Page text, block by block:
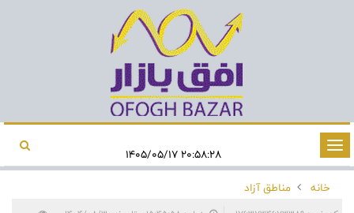
تغییر
وضعیت
ناوبری
خانه
مناطق آزاد